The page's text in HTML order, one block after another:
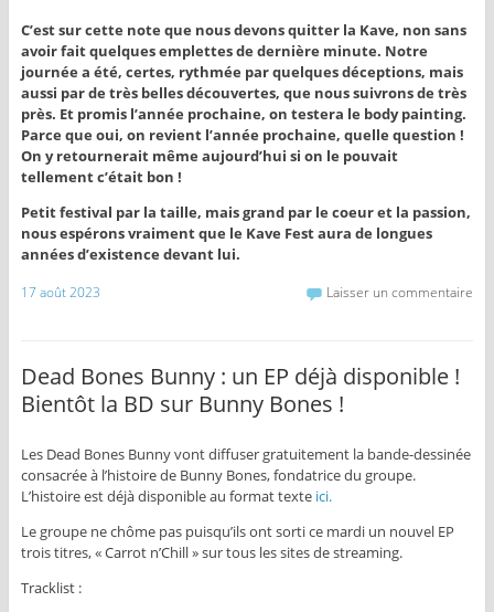
C’est sur cette note que nous devons quitter la Kave, non sans
avoir fait quelques emplettes de dernière minute. Notre
journée a été, certes, rythmée par quelques déceptions, mais
aussi par de très belles découvertes, que nous suivrons de très
près. Et promis l’année prochaine, on testera le body painting.
Parce que oui, on revient l’année prochaine, quelle question !
On y retournerait même aujourd’hui si on le pouvait
tellement c’était bon !
Petit festival par la taille, mais grand par le coeur et la passion,
nous espérons vraiment que le Kave Fest aura de longues
années d’existence devant lui.
17 août 2023 Laisser un commentaire
Dead Bones Bunny : un EP déjà disponible !
Bientôt la BD sur Bunny Bones !
Les Dead Bones Bunny vont diffuser gratuitement la bande-dessinée
consacrée à l’histoire de Bunny Bones, fondatrice du groupe.
L’histoire est déjà disponible au format texte ici.
Le groupe ne chôme pas puisqu’ils ont sorti ce mardi un nouvel EP
trois titres, « Carrot n’Chill » sur tous les sites de streaming.
Tracklist :